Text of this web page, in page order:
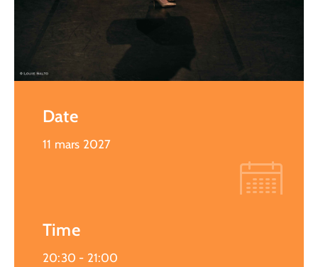
Date
11 mars 2027
Time
20:30 - 21:00